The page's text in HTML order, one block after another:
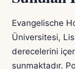
Evangelische
Üniversitesi,
derecelerini
sunmaktadır.